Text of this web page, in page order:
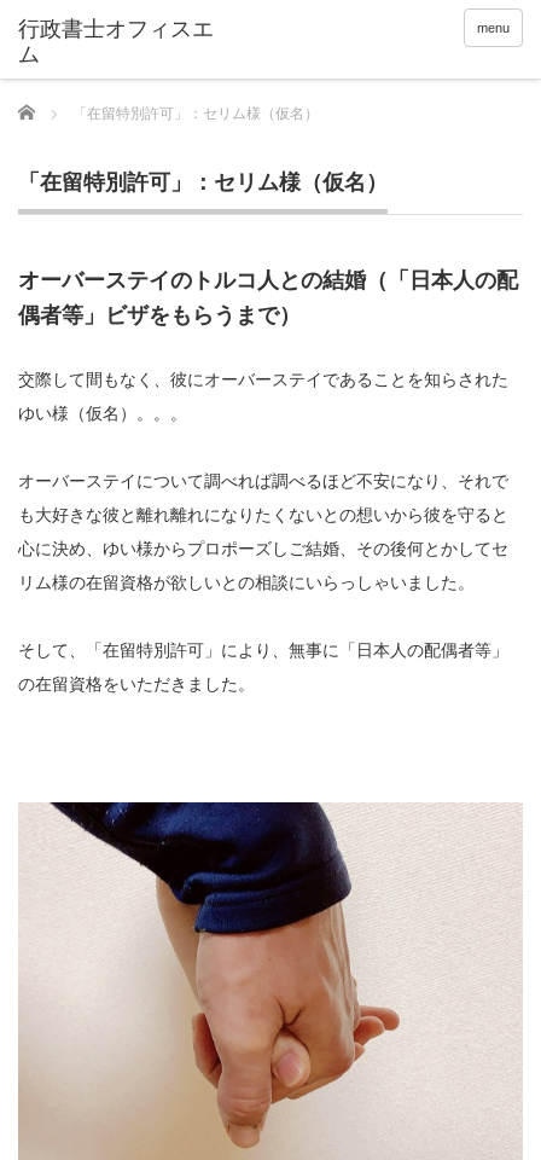
menu
Home 「在留特別許可」：セリム様（仮名）
「在留特別許可」：セリム様（仮名）
オーバーステイのトルコ人との結婚（「日本人の配
偶者等」ビザをもらうまで）
交際して間もなく、彼にオーバーステイであることを知らされた
ゆい様（仮名）。。。
オーバーステイについて調べれば調べるほど不安になり、それで
も大好きな彼と離れ離れになりたくないとの想いから彼を守ると
心に決め、ゆい様からプロポーズしご結婚、その後何とかしてセ
リム様の在留資格が欲しいとの相談にいらっしゃいました。
そして、「在留特別許可」により、無事に「日本人の配偶者等」
の在留資格をいただきました。